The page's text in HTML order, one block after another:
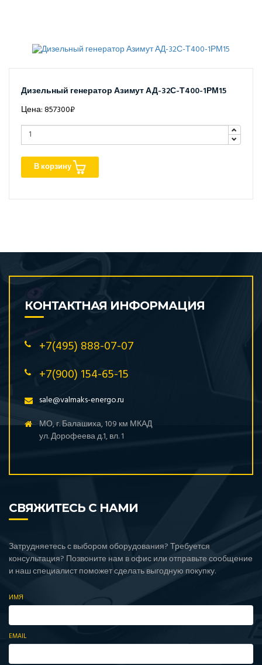
Дизельный генератор Азимут АД-32С-Т400-1РМ15
Цена: 857300₽
В корзину
КОНТАКТНАЯ ИНФОРМАЦИЯ
+7(495) 888-07-07
+7(900) 154-65-15
sale@valmaks-energo.ru
МО, г. Балашиха, 109 км МКАД
ул. Дорофеева д.1, вл. 1
СВЯЖИТЕСЬ С НАМИ
Затрудняетесь с выбором оборудования? Требуется
консультация? Позвоните нам в офис или отправьте сообщение
и наш специалист поможет сделать выгодную покупку.
ИМЯ
EMAIL